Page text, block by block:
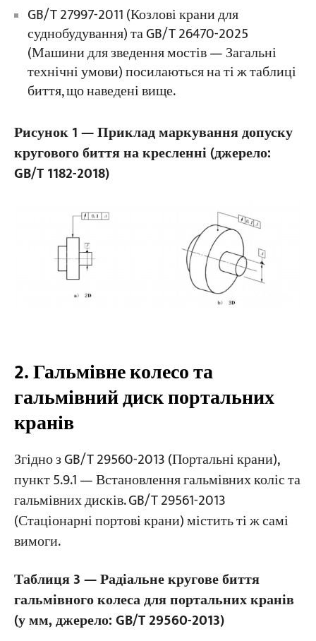
GB/T 27997-2011 (Козлові крани для
суднобудування) та GB/T 26470-2025
(Машини для зведення мостів — Загальні
технічні умови) посилаються на ті ж таблиці
биття, що наведені вище.
Рисунок 1 — Приклад маркування допуску
кругового биття на кресленні (джерело:
GB/T 1182-2018)
2. Гальмівне колесо та
гальмівний диск портальних
кранів
Згідно з GB/T 29560-2013 (Портальні крани),
пункт 5.9.1 — Встановлення гальмівних коліс та
гальмівних дисків. GB/T 29561-2013
(Стаціонарні портові крани) містить ті ж самі
вимоги.
Таблиця 3 — Радіальне кругове биття
гальмівного колеса для портальних кранів
(у мм, джерело: GB/T 29560-2013)